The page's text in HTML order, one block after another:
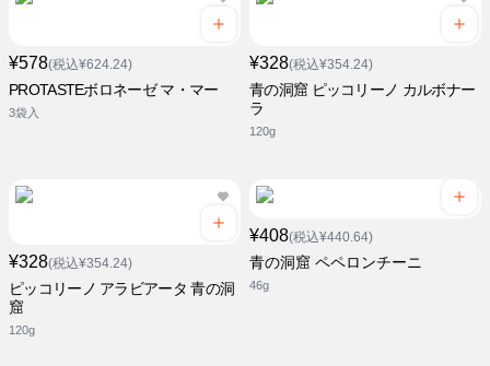
¥578(税込¥624.24)
PROTASTEボロネーゼ マ・マー
3袋入
¥328(税込¥354.24)
青の洞窟 ピッコリーノ カルボナー
ラ
120g
¥328(税込¥354.24)
ピッコリーノ アラビアータ 青の洞
窟
120g
¥408(税込¥440.64)
青の洞窟 ペペロンチーニ
46g